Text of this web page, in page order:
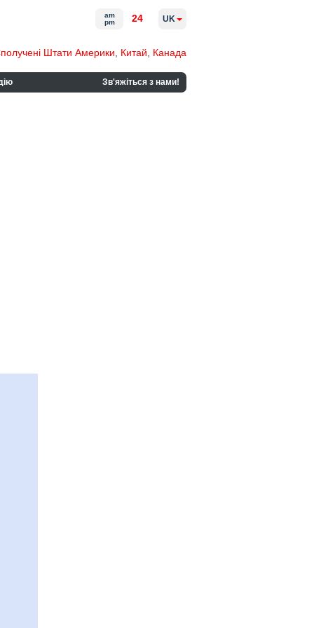
Штати Америки Китай Канада
Зв'яжіться з нами!
am
pm
24 UK